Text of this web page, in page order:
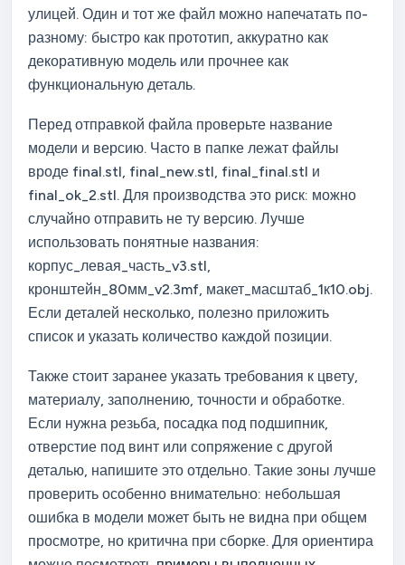
улицей. Один и тот же файл можно напечатать по-
разному: быстро как прототип, аккуратно как
декоративную модель или прочнее как
функциональную деталь.
Перед отправкой файла проверьте название
модели и версию. Часто в папке лежат файлы
вроде final.stl, final_new.stl, final_final.stl и
final_ok_2.stl. Для производства это риск: можно
случайно отправить не ту версию. Лучше
использовать понятные названия:
корпус_левая_часть_v3.stl,
кронштейн_80мм_v2.3mf, макет_масштаб_1к10.obj.
Если деталей несколько, полезно приложить
список и указать количество каждой позиции.
Также стоит заранее указать требования к цвету,
материалу, заполнению, точности и обработке.
Если нужна резьба, посадка под подшипник,
отверстие под винт или сопряжение с другой
деталью, напишите это отдельно. Такие зоны лучше
проверить особенно внимательно: небольшая
ошибка в модели может быть не видна при общем
просмотре, но критична при сборке. Для ориентира